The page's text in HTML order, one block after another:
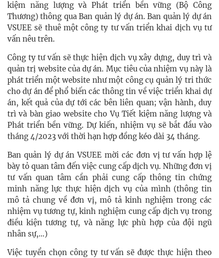
kiệm năng lượng và Phát triển bền vững (Bộ Công
Thương) thông qua Ban quản lý dự án. Ban quản lý dự án
VSUEE sẽ thuê một công ty tư vấn triển khai dịch vụ tư
vấn nêu trên.
Công ty tư vấn sẽ thực hiện dịch vụ xây dựng, duy trì và
quản trị website của dự án. Mục tiêu của nhiệm vụ này là
phát triển một website như một công cụ quản lý tri thức
cho dự án để phổ biến các thông tin về việc triển khai dự
án, kết quả của dự tới các bên liên quan; vận hành, duy
trì và bàn giao website cho Vụ Tiết kiệm năng lượng và
Phát triển bền vững. Dự kiến, nhiệm vụ sẽ bắt đầu vào
tháng 4/2023 với thời hạn hợp đồng kéo dài 34 tháng.
Ban quản lý dự án VSUEE mời các đơn vị tư vấn hợp lệ
bày tỏ quan tâm đến việc cung cấp dịch vụ. Những đơn vị
tư vấn quan tâm cần phải cung cấp thông tin chứng
minh năng lực thực hiện dịch vụ của mình (thông tin
mô tả chung về đơn vị, mô tả kinh nghiệm trong các
nhiệm vụ tương tự, kinh nghiệm cung cấp dịch vụ trong
điều kiện tương tự, và năng lực phù hợp của đội ngũ
nhân sự,…)
Việc tuyển chọn công ty tư vấn sẽ được thực hiện theo